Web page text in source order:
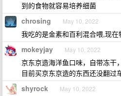
到的食物就容易培养细菌
chrosing May 10, 2022
我吃的是金素和百利混合喂,现
mokeyjay May 10, 2022
京东京造海洋鱼口味，自带冻干
目前买京东京造的东西还没翻过
shyrock May 10, 2022